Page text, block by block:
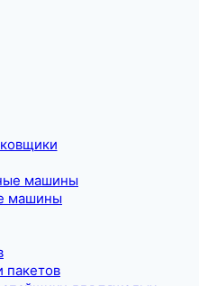
машины
машины
пакетов